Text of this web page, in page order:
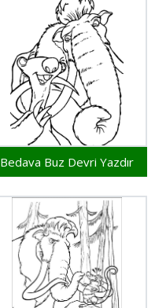
Bedava Buz Devri Yazdır